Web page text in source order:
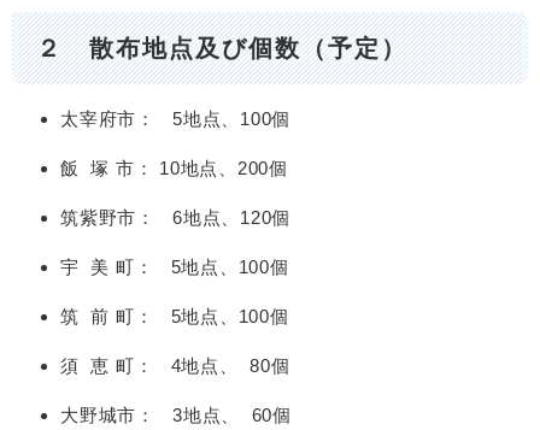
２ 散布地点及び個数（予定）
太宰府市： 5地点、100個
飯 塚 市： 10地点、200個
筑紫野市： 6地点、120個
宇 美 町： 5地点、100個
筑 前 町： 5地点、100個
須 恵 町： 4地点、 80個
大野城市： 3地点、 60個